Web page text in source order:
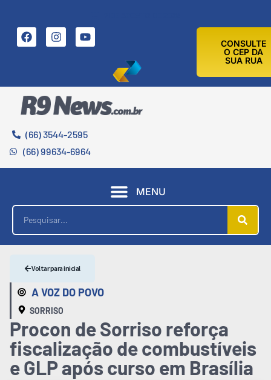
CONSULTE
O CEP DA
SUA RUA
(66) 3544-2595
(66) 99634-6964
MENU
A VOZ DO POVO
SORRISO
Voltar para inicial
Procon de Sorriso reforça
fiscalização de combustíveis
e GLP após curso em Brasília